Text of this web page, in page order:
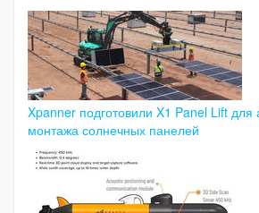
Xpanner подготовили X1 Panel Lift для
монтажа солнечных панелей